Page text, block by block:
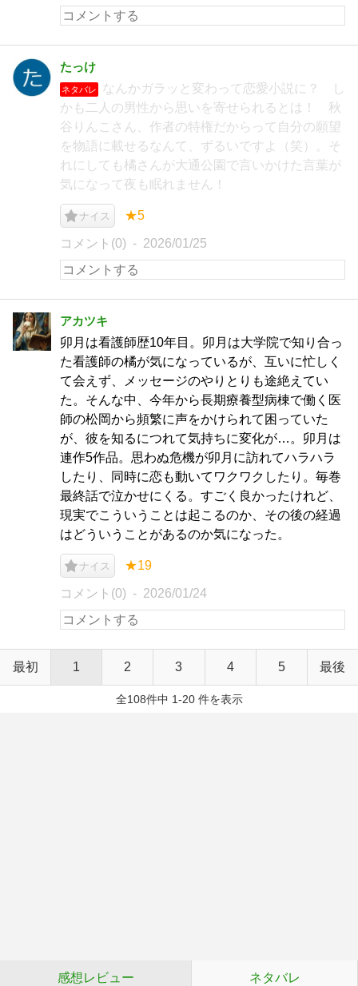
たっけ
ネタバレ
なんかガラッと変わって恋愛小説に？ し
かも二人の男性から思いを寄せられるとは！ 秋
谷りんこさん、作者の特権だからって自分の願望
を物語に載せるなんて、ずるいですよ（笑）。そ
れにしても橘さんが大通公園で言いかけた言葉が
気になって夜も眠れません！
ナイス ★5
コメント(0) 2026/01/25
アカツキ
卯月は看護師歴10年目。卯月は大学院で知り合っ
た看護師の橘が気になっているが、互いに忙しく
て会えず、メッセージのやりとりも途絶えてい
た。そんな中、今年から長期療養型病棟で働く医
師の松岡から頻繁に声をかけられて困っていた
が、彼を知るにつれて気持ちに変化が…。卯月は
連作5作品。思わぬ危機が卯月に訪れてハラハラ
したり、同時に恋も動いてワクワクしたり。毎巻
最終話で泣かせにくる。すごく良かったけれど、
現実でこういうことは起こるのか、その後の経過
はどういうことがあるのか気になった。
ナイス ★19
コメント(0) 2026/01/24
最初 1 2 3 4 5 最後
全108件中 1-20 件を表示
感想レビュー ネタバレ